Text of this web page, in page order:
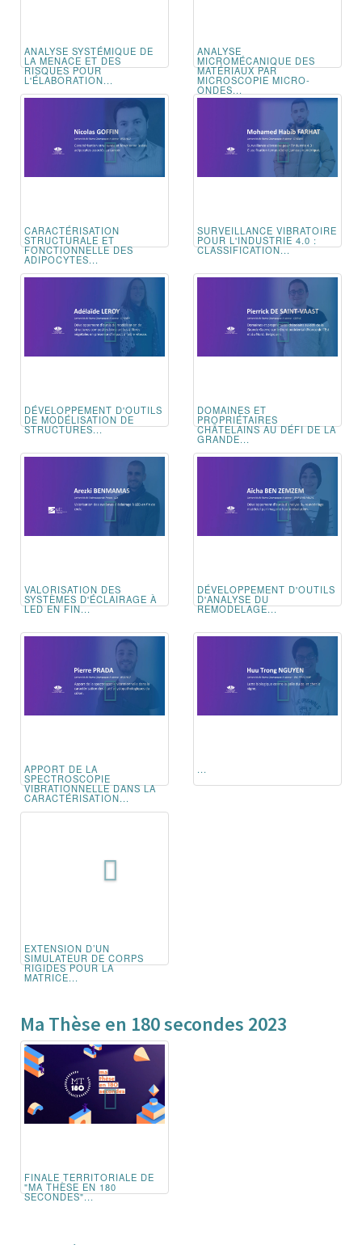
ANALYSE SYSTÉMIQUE DE
LA MENACE ET DES
RISQUES POUR
L'ÉLABORATION...
ANALYSE
MICROMÉCANIQUE DES
MATÉRIAUX PAR
MICROSCOPIE MICRO-
ONDES...
CARACTÉRISATION
STRUCTURALE ET
FONCTIONNELLE DES
ADIPOCYTES...
SURVEILLANCE VIBRATOIRE
POUR L'INDUSTRIE 4.0 :
CLASSIFICATION...
DÉVELOPPEMENT D'OUTILS
DE MODÉLISATION DE
STRUCTURES...
DOMAINES ET
PROPRIÉTAIRES
CHÂTELAINS AU DÉFI DE LA
GRANDE...
VALORISATION DES
SYSTÈMES D'ÉCLAIRAGE À
LED EN FIN...
DÉVELOPPEMENT D'OUTILS
D'ANALYSE DU
REMODELAGE...
APPORT DE LA
SPECTROSCOPIE
VIBRATIONNELLE DANS LA
CARACTÉRISATION...
...
EXTENSION D’UN
SIMULATEUR DE CORPS
RIGIDES POUR LA
MATRICE...
Ma Thèse en 180 secondes 2023
FINALE TERRITORIALE DE
"MA THÈSE EN 180
SECONDES"...